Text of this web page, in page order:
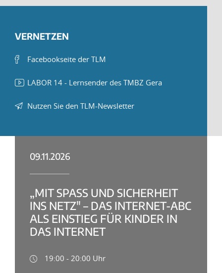
VERNETZEN
Facebookseite der TLM
LABOR 14 - Lernsender des TMBZ Gera
Nutzen Sie den TLM-Newsletter
09.11.2026
„MIT SPASS UND SICHERHEIT I
NS NETZ" – DAS INTERNET-ABC A
LS EINSTIEG FÜR KINDER IN D
AS INTERNET
19:00 - 20:00 Uhr